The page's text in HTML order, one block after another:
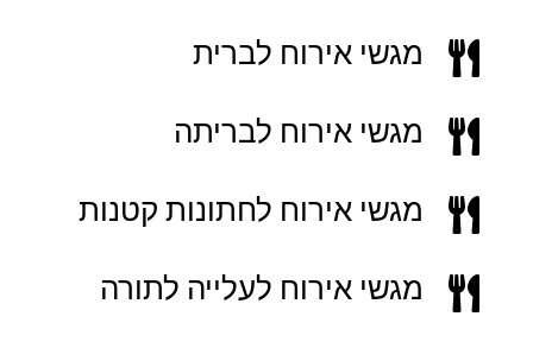
 מגשי אירוח לברית
 מגשי אירוח לבריתה
 מגשי אירוח לחתונות קטנות
 מגשי אירוח לעלייה לתורה